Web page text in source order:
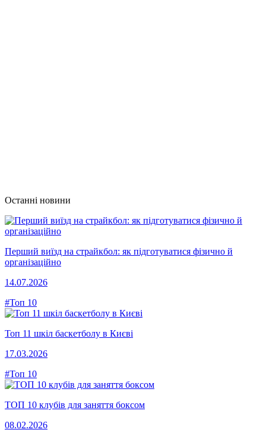
Останні новини
Перший виїзд на страйкбол: як підготуватися фізично й
організаційно
14.07.2026
#Топ 10
Топ 11 шкіл баскетболу в Києві
17.03.2026
#Топ 10
ТОП 10 клубів для заняття боксом
08.02.2026